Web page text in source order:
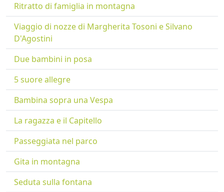
Ritratto di famiglia in montagna
Viaggio di nozze di Margherita Tosoni e Silvano
D'Agostini
Due bambini in posa
5 suore allegre
Bambina sopra una Vespa
La ragazza e il Capitello
Passeggiata nel parco
Gita in montagna
Seduta sulla fontana